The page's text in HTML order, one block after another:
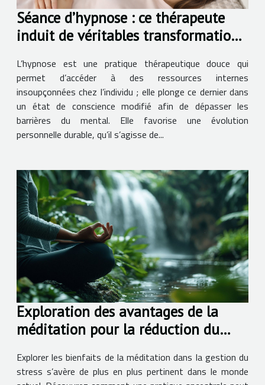
Séance d’hypnose : ce thérapeute
induit de véritables transformations
L’hypnose est une pratique thérapeutique douce qui
permet d’accéder à des ressources internes
insoupçonnées chez l’individu ; elle plonge ce dernier dans
un état de conscience modifié afin de dépasser les
barrières du mental. Elle favorise une évolution
personnelle durable, qu’il s’agisse de...
Exploration des avantages de la
méditation pour la réduction du
Explorer les bienfaits de la méditation dans la gestion du
stress s’avère de plus en plus pertinent dans le monde